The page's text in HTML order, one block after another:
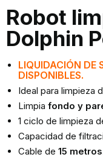
Valorado
4.50
sobre 5
basado
16
puntuaciones
clientes
Robot
Dolphin
LIQUIDACIÓN DE
DISPONIBLES.
Ideal para limpieza
Limpia fondo y
1 ciclo de limpieza
Capacidad de
Cable de 15